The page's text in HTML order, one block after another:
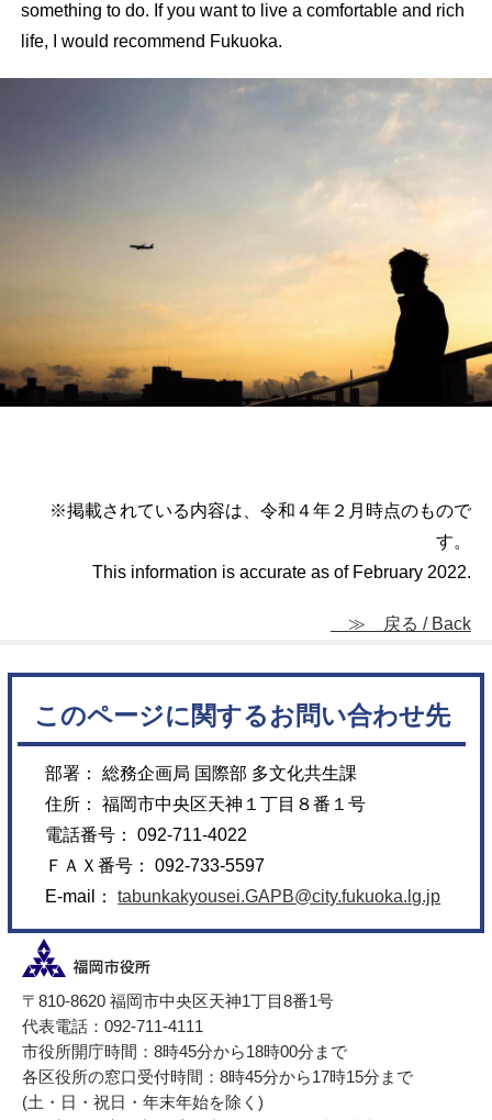
something to do. If you want to live a comfortable and rich
life, I would recommend Fukuoka.
※掲載されている内容は、令和４年２月時点のもので
す。
This information is accurate as of February 2022.
≫ 戻る / Back
このページに関するお問い合わせ先
部署： 総務企画局 国際部 多文化共生課
住所： 福岡市中央区天神１丁目８番１号
電話番号： 092-711-4022
ＦＡＸ番号： 092-733-5597
E-mail：tabunkakyousei.GAPB@city.fukuoka.lg.jp
〒810-8620 福岡市中央区天神1丁目8番1号
代表電話：092-711-4111
市役所開庁時間：8時45分から18時00分まで
各区役所の窓口受付時間：8時45分から17時15分まで
(土・日・祝日・年末年始を除く)